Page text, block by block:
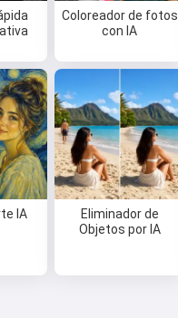
Coloreador de fotos
con IA
IA
Eliminador de
Objetos por IA